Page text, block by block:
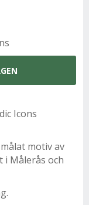
Icons
motiv av
i Målerås och